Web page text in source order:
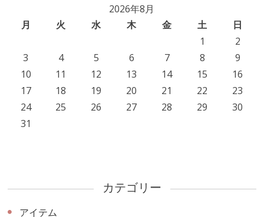
2026年8月
月
火 水 木 金 土
日
1
2
3
4 5 6 7 8
9
10
11 12 13 14 15
16
17
18 19 20 21 22
23
24
25 26 27 28 29
30
31
カテゴリー
アイテム